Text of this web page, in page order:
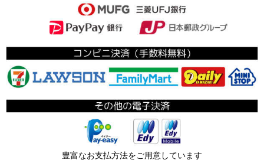
豊富なお支払方法をご用意しています